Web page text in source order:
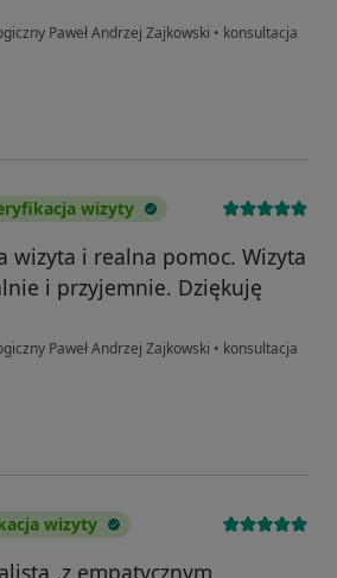
Paweł Andrzej Zajkowski • konsultacja
wizyty
wizyta i realna pomoc. Wizyta
i przyjemnie. Dziękuję
Paweł Andrzej Zajkowski • konsultacja
wizyty
,z empatycznym